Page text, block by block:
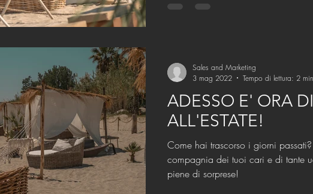
ADESSO E' ORA
ALL'ESTATE!
Come hai trascorso i giorni
compagnia dei tuoi cari e di tante
piene di sorprese!
Sales and Marketing
3 mag 2022
Tempo di lettura: 2 min